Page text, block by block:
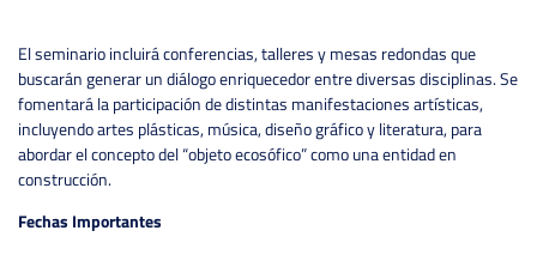
El seminario incluirá conferencias, talleres y mesas redondas que
buscarán generar un diálogo enriquecedor entre diversas disciplinas. Se
fomentará la participación de distintas manifestaciones artísticas,
incluyendo artes plásticas, música, diseño gráfico y literatura, para
abordar el concepto del “objeto ecosófico” como una entidad en
construcción.
Fechas Importantes